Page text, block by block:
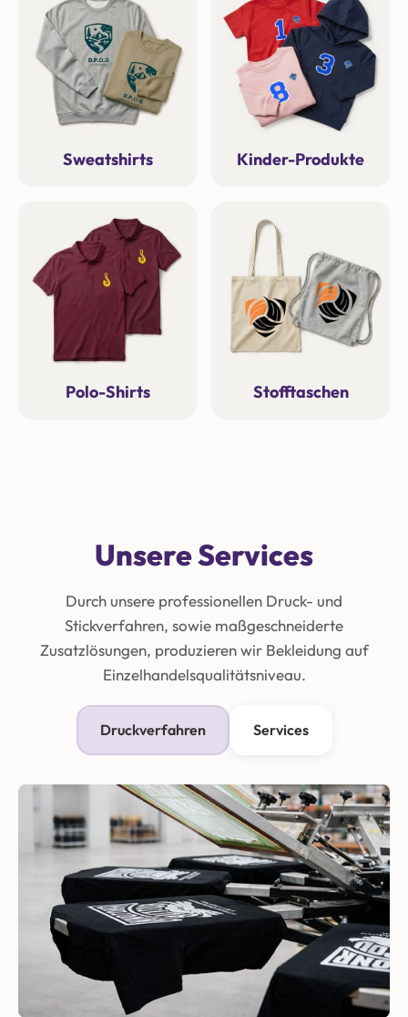
Sweatshirts Kinder-Produkte
Polo-Shirts Stofftaschen
Unsere Services
Durch unsere professionellen Druck- und
Stickverfahren, sowie maßgeschneiderte
Zusatzlösungen, produzieren wir Bekleidung auf
Einzelhandelsqualitätsniveau.
Druckverfahren Services